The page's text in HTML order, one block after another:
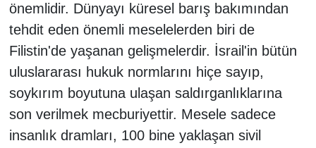
önemlidir. Dünyayı küresel barış bakımından
tehdit eden önemli meselelerden biri de
Filistin'de yaşanan gelişmelerdir. İsrail'in bütün
uluslararası hukuk normlarını hiçe sayıp,
soykırım boyutuna ulaşan saldırganlıklarına
son verilmek mecburiyettir. Mesele sadece
insanlık dramları, 100 bine yaklaşan sivil